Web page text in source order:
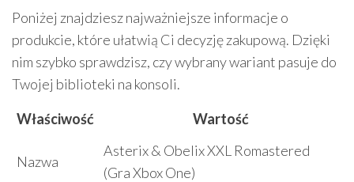
Poniżej znajdziesz najważniejsze informacje o
produkcie, które ułatwią Ci decyzję zakupową. Dzięki
nim szybko sprawdzisz, czy wybrany wariant pasuje do
Twojej biblioteki na konsoli.
Właściwość
Wartość
Nazwa
Asterix & Obelix XXL Romastered
(Gra Xbox One)